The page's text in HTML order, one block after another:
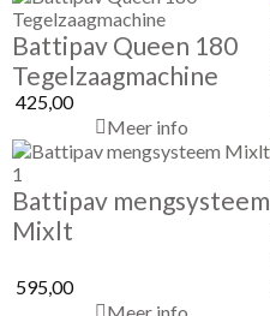
Battipav Queen 180
Tegelzaagmachine
425,00
Meer info
Battipav mengsysteem
Mixlt
595,00
Meer info